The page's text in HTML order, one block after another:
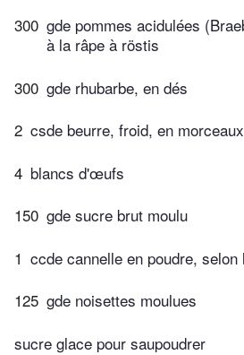
300 gde pommes acidulées
à la râpe à röstis
300 gde rhubarbe, en dés
2 csde beurre, froid, en morceaux
4 blancs d'œufs
150 gde sucre brut moulu
1 ccde cannelle en poudre, selon
125 gde noisettes moulues
sucre glace pour saupoudrer